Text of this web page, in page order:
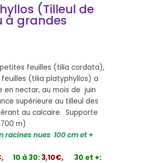
(Tilleul de
à grandes
feuilles (tilia cordata),
feuilles (tilia platyphyllos) a
nectar, au mois de juin
supérieure au tilleul des
au calcaire. Supporte
m)
racines nues 100 cm et +
10 à 30:3,10€,
30 et +: